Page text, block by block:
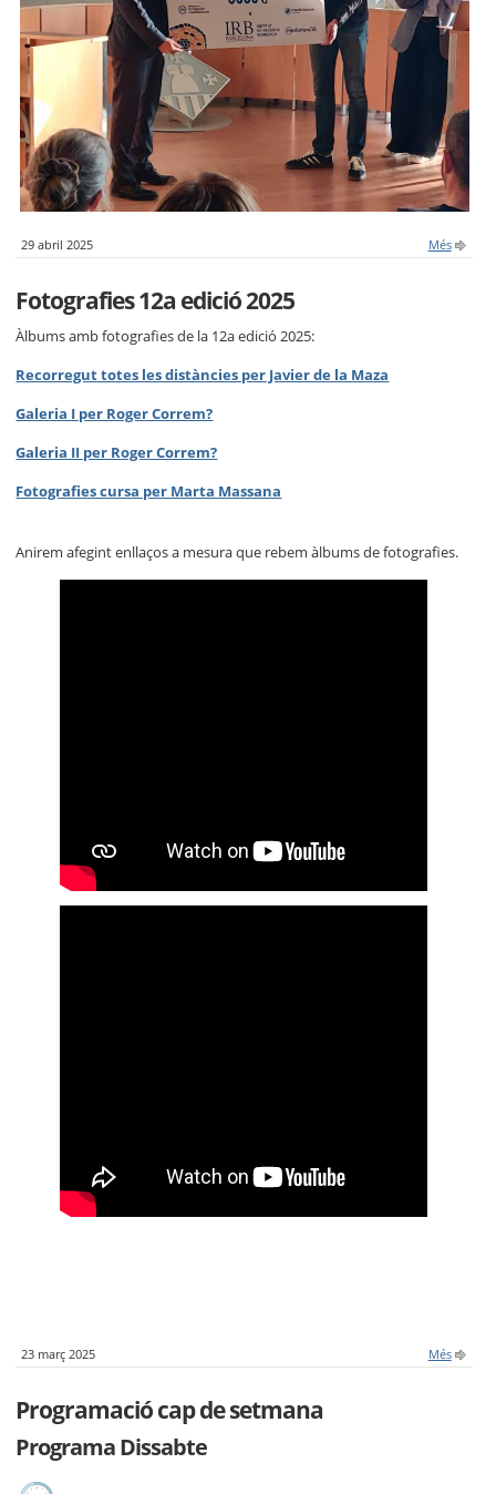
29 abril 2025 Més
Fotografies 12a edició 2025
Àlbums amb fotografies de la 12a edició 2025:
Recorregut totes les distàncies per Javier de la Maza
Galeria I per Roger Correm?
Galeria II per Roger Correm?
Fotografies cursa per Marta Massana
Anirem afegint enllaços a mesura que rebem àlbums de fotografies.
23 març 2025 Més
Programació cap de setmana
Programa Dissabte